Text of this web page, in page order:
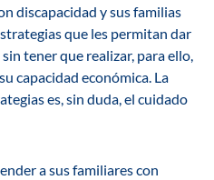
discapacidad y sus familias
que les permitan dar
tener que realizar, para ello,
capacidad económica. La
es, sin duda, el cuidado
a sus familiares con